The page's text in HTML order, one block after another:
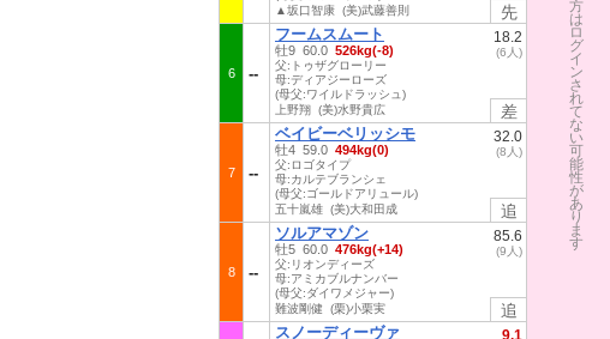
方
は
ロ
グ
イ
ン
さ
れ
て
な
い
可
能
性
が
あ
り
ま
す
▲坂口智康 (美)武藤善則
先
6
フームスムート
牡9 60.0 526kg(-8)
父:トゥザグローリー
母:ディアジーローズ
(母父:ワイルドラッシュ)
上野翔 (美)水野貴広
18.2
(6人)
差
7
ベイビーベリッシモ
牡4 59.0 494kg(0)
父:ロゴタイプ
母:カルテブランシェ
(母父:ゴールドアリュール)
五十嵐雄 (美)大和田成
32.0
(8人)
追
8
ソルアマゾン
牡5 60.0 476kg(+14)
父:リオンディーズ
母:アミカブルナンバー
(母父:ダイワメジャー)
難波剛健 (栗)小栗実
85.6
(9人)
追
スノーディーヴァ 9.1